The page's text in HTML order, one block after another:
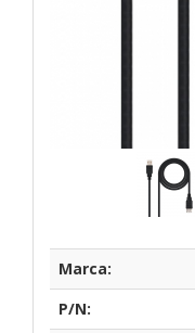
Marca:
P/N: